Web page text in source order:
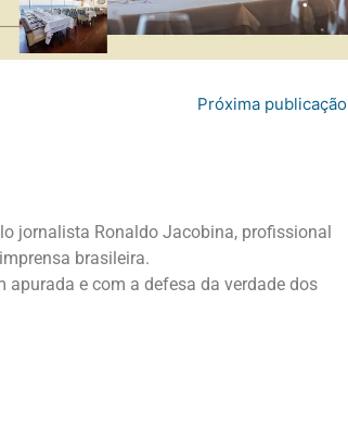
Próxima publicação
jornalista Ronaldo Jacobina, profissional
brasileira.
e com a defesa da verdade dos